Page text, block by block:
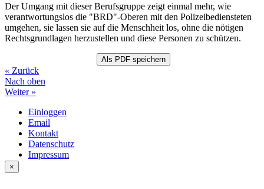
Der Umgang mit dieser Berufsgruppe zeigt einmal mehr, wie
verantwortungslos die "BRD"-Oberen mit den Polizeibediensteten
umgehen, sie lassen sie auf die Menschheit los, ohne die nötigen
Rechtsgrundlagen herzustellen und diese Personen zu schützen.
« Zurück
Nach oben
Weiter »
Einloggen
Email
Kontakt
Datenschutz
Impressum
×